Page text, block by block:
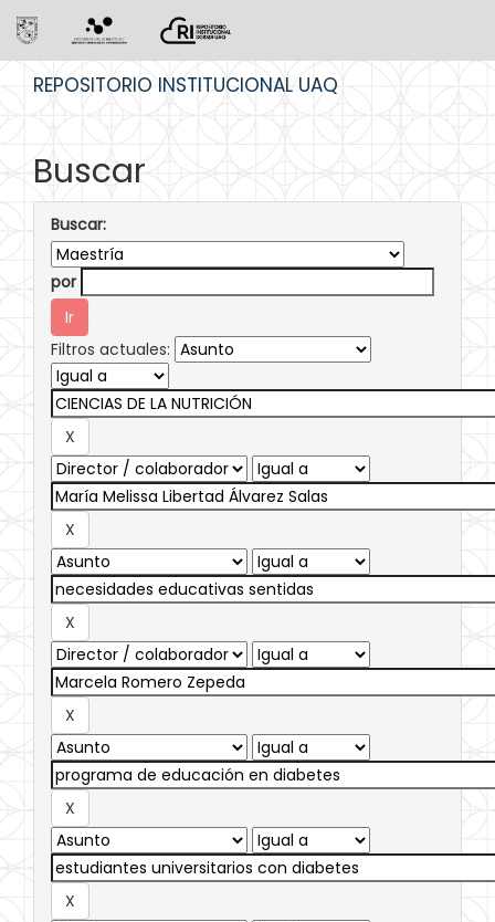
REPOSITORIO INSTITUCIONAL UAQ
Buscar
Buscar:
por
Filtros actuales: